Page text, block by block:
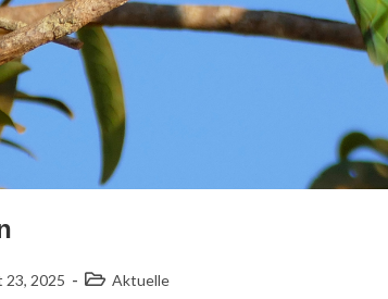
23, 2025 Aktuelle